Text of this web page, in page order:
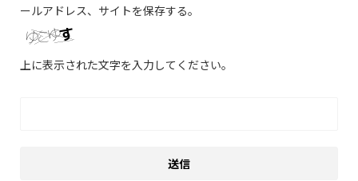
ールアドレス、サイトを保存する。
上に表示された文字を入力してください。